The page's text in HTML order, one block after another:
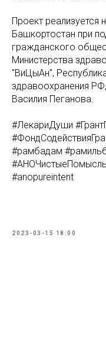
Проект реализуется
Башкортостан при
гражданского
Министерства
"ВиЦыАн",
здравоохранения
Василия Пеганова.
#ЛекариДуши
#рамбадам
#anopureintent
2023-03-15 18:00